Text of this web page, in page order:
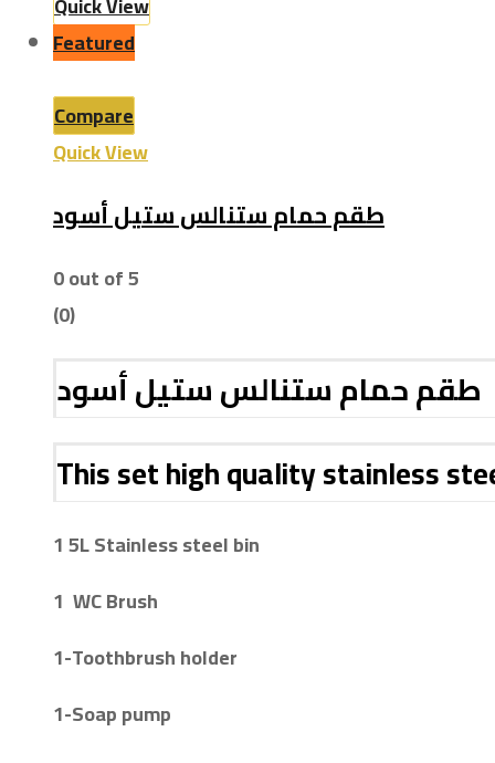
Featured
Compare
Quick View
طقم حمام ستنالس ستيل أسود
0out of 5
(0)
طقم حمام ستنالس ستيل أسود
This set high quality stainless
1 5L Stainless steel bin
1 WC Brush
1-Toothbrush holder
1-Soap pump